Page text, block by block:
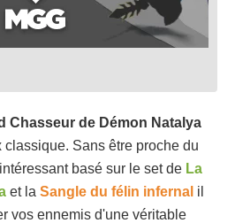
Chasseur de Démon Natalya
classique. Sans être proche du
basé sur le set de La
et la Sangle du félin infernal il
vos ennemis d'une véritable